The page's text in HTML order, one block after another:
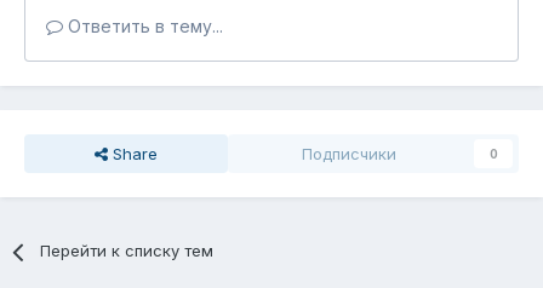
Ответить в тему...
Share Подписчики 0
Перейти к списку тем